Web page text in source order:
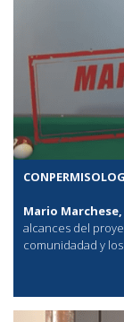
Mario
alcances del
comunidadad y